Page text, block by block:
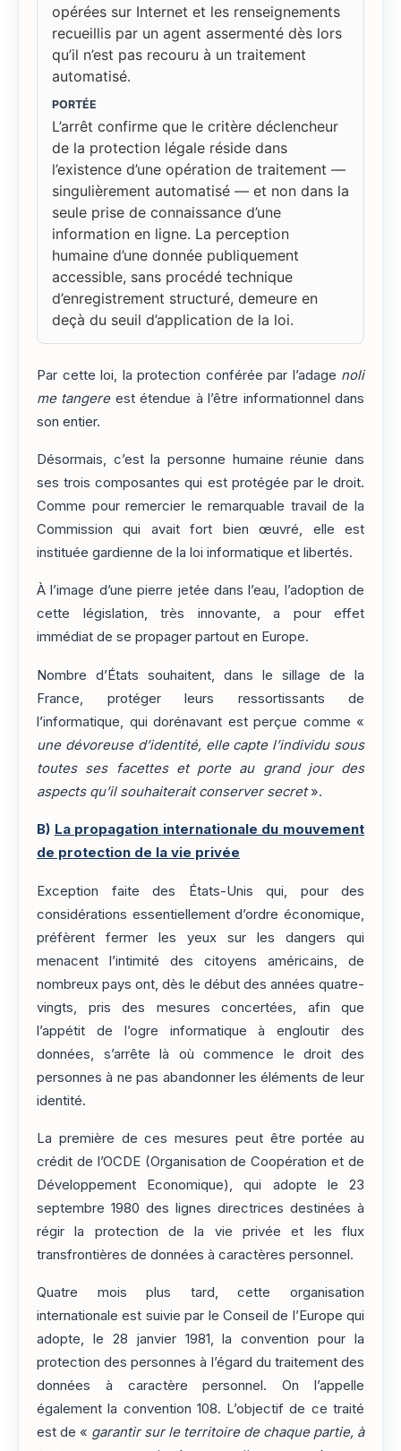
opérées sur Internet et les renseignements
recueillis par un agent assermenté dès lors
qu’il n’est pas recouru à un traitement
automatisé.
PORTÉE
L’arrêt confirme que le critère déclencheur
de la protection légale réside dans
l’existence d’une opération de traitement —
singulièrement automatisé — et non dans la
seule prise de connaissance d’une
information en ligne. La perception
humaine d’une donnée publiquement
accessible, sans procédé technique
d’enregistrement structuré, demeure en
deçà du seuil d’application de la loi.
Par cette loi, la protection conférée par l’adage noli
me tangereest étendue à l’être informationnel dans
son entier.
Désormais, c’est la personne humaine réunie dans
ses trois composantes qui est protégée par le droit.
Comme pour remercier le remarquable travail de la
Commission qui avait fort bien œuvré, elle est
instituée gardienne de la loi informatique et libertés.
À l’image d’une pierre jetée dans l’eau, l’adoption de
cette législation, très innovante, a pour effet
immédiat de se propager partout en Europe.
Nombre d’États souhaitent, dans le sillage de la
France, protéger leurs ressortissants de
l’informatique, qui dorénavant est perçue comme «
une dévoreuse d’identité, elle capte l’individu sous
toutes ses facettes et porte au grand jour des
aspects qu’il souhaiterait conserver secret».
B) La propagation internationale du mouvement
de protection de la vie privée
Exception faite des États-Unis qui, pour des
considérations essentiellement d’ordre économique,
préfèrent fermer les yeux sur les dangers qui
menacent l’intimité des citoyens américains, de
nombreux pays ont, dès le début des années quatre-
vingts, pris des mesures concertées, afin que
l’appétit de l’ogre informatique à engloutir des
données, s’arrête là où commence le droit des
personnes à ne pas abandonner les éléments de leur
identité.
La première de ces mesures peut être portée au
crédit de l’OCDE (Organisation de Coopération et de
Développement Economique), qui adopte le 23
septembre 1980 des lignes directrices destinées à
régir la protection de la vie privée et les flux
transfrontières de données à caractères personnel.
Quatre mois plus tard, cette organisation
internationale est suivie par le Conseil de l’Europe qui
adopte, le 28 janvier 1981, la convention pour la
protection des personnes à l’égard du traitement des
données à caractère personnel. On l’appelle
également la convention 108. L’objectif de ce traité
est de « garantir sur le territoire de chaque partie, à